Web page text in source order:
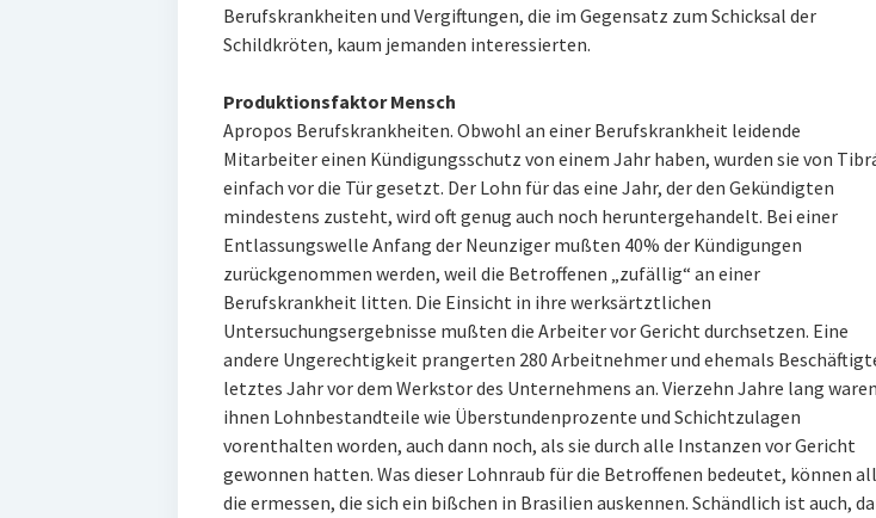
Berufskrankheiten und Vergiftungen, die im Gegensatz zum Schicksal der
Schildkröten, kaum jemanden interessierten.
Produktionsfaktor Mensch
Apropos Berufskrankheiten. Obwohl an einer Berufskrankheit leidende
Mitarbeiter einen Kündigungsschutz von einem Jahr haben, wurden sie von
einfach vor die Tür gesetzt. Der Lohn für das eine Jahr, der den Gekündigten
mindestens zusteht, wird oft genug auch noch heruntergehandelt. Bei einer
Entlassungswelle Anfang der Neunziger mußten 40% der Kündigungen
zurückgenommen werden, weil die Betroffenen „zufällig“ an einer
Berufskrankheit litten. Die Einsicht in ihre werksärtztlichen
Untersuchungsergebnisse mußten die Arbeiter vor Gericht durchsetzen. Eine
andere Ungerechtigkeit prangerten 280 Arbeitnehmer und ehemals
letztes Jahr vor dem Werkstor des Unternehmens an. Vierzehn Jahre lang waren
ihnen Lohnbestandteile wie Überstundenprozente und Schichtzulagen
vorenthalten worden, auch dann noch, als sie durch alle Instanzen vor Gericht
gewonnen hatten. Was dieser Lohnraub für die Betroffenen bedeutet, können
die ermessen, die sich ein bißchen in Brasilien auskennen. Schändlich ist auch,